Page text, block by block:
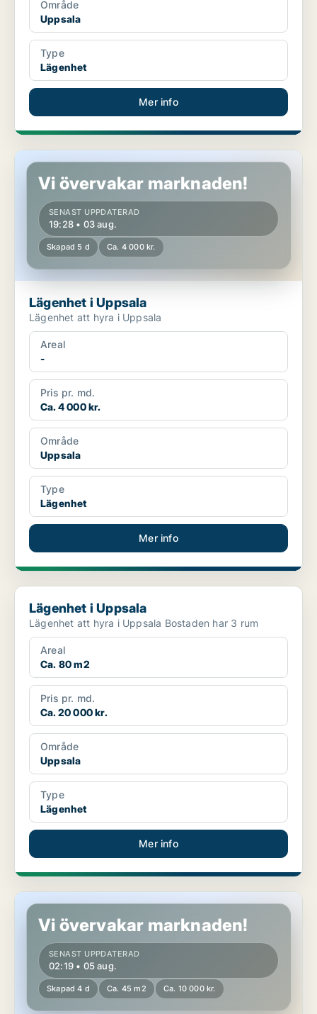
Område
Uppsala
Type
Lägenhet
Mer info
Lägenhet i Uppsala
Vi övervakar marknaden!
SENAST UPPDATERAD
19:28 • 03 aug.
Skapad 5 d Ca. 4 000 kr.
Lägenhet i Uppsala
Lägenhet att hyra i Uppsala
Areal
-
Pris pr. md.
Ca. 4 000 kr.
Område
Uppsala
Type
Lägenhet
Mer info
Lägenhet i Uppsala
Lägenhet i Uppsala
Lägenhet att hyra i Uppsala Bostaden har 3 rum
Areal
Ca. 80 m2
Pris pr. md.
Ca. 20 000 kr.
Område
Uppsala
Type
Lägenhet
Mer info
Lägenhet i Uppsala
Vi övervakar marknaden!
SENAST UPPDATERAD
02:19 • 05 aug.
Skapad 4 d Ca. 45 m2 Ca. 10 000 kr.